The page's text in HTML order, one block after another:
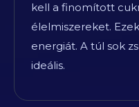
kell a finomított
élelmiszereket.
energiát. A túl sok
ideális.